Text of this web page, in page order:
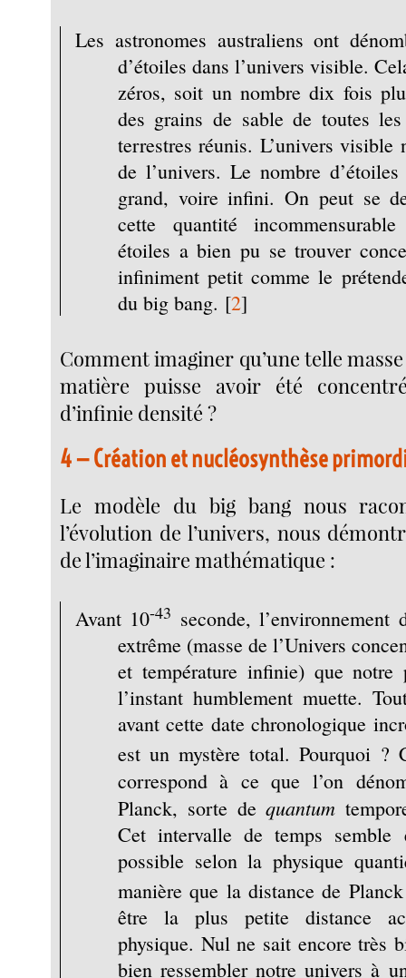
Les astronomes australiens ont
d’étoiles dans l’univers visible.
zéros, soit un nombre dix fois
des grains de sable de toutes
terrestres réunis. L’univers visible
de l’univers. Le nombre
grand, voire infini. On peut se
cette quantité
étoiles a bien pu se trouver
infiniment petit comme le
du big bang. [2]
Comment imaginer qu’une telle
matière puisse avoir été
d’infinie densité ?
4 — Création et nucléosynthèse
Le modèle du big bang nous
l’évolution de l’univers, nous
de l’imaginaire mathématique :
Avant 10-43 seconde, l’environnement
extrême (masse de l’Univers
et température infinie) que notre
l’instant humblement muette.
avant cette date chronologique
est un mystère total. Pourquoi ?
correspond à ce que l’on
Planck, sorte dequantum
Cet intervalle de temps
possible selon la physique
manière que la distance de
être la plus petite distance
physique. Nul ne sait encore très
bien ressembler notre univers à